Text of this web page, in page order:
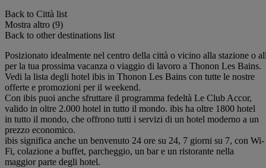
Back to Città list
Mostra altro (9)
Back to other destinations list
Posizionato idealmente nel centro della città o vicino alla stazione o
per la tua prossima vacanza o viaggio di lavoro a Thonon Les Bains.
Vedi la lista degli hotel ibis in Thonon Les Bains con tutte le nostre
offerte e promozioni per il weekend.
Con ibis puoi anche sfruttare il programma fedeltà Le Club Accor,
valido in oltre 2.000 hotel in tutto il mondo. ibis ha oltre 1800 hotel
in tutto il mondo, che offrono tutti i servizi di un hotel moderno a un
prezzo economico.
ibis significa anche un benvenuto 24 ore su 24, 7 giorni su 7, con Wi-
Fi, colazione a buffet, parcheggio, un bar e un ristorante nella
maggior parte degli hotel.